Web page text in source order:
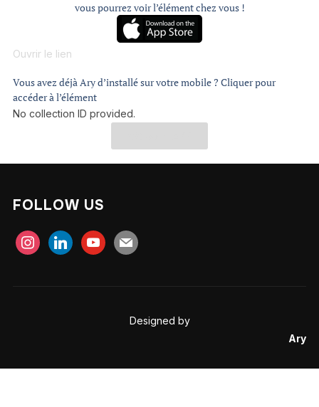
vous pourrez voir l’élément chez vous !
Ouvrir le lien
Vous avez déjà Ary d’installé sur votre mobile ? Cliquer pour
accéder à l’élément
No collection ID provided.
FOLLOW US
Designed by